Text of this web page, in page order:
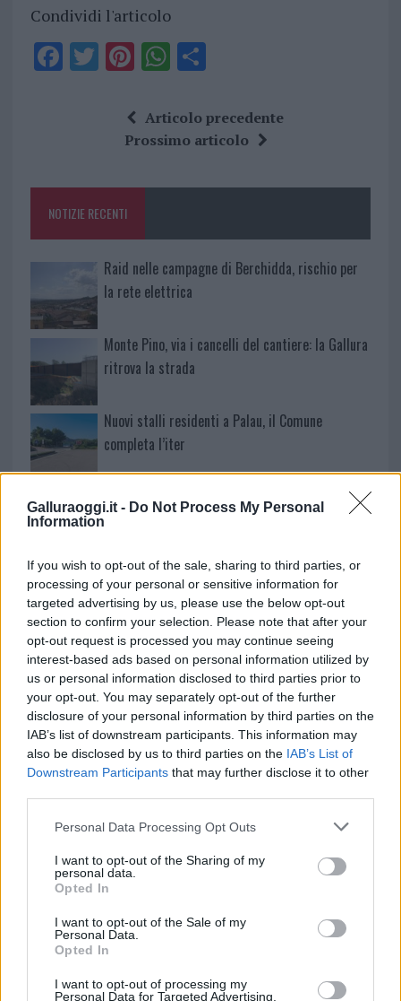
Galluraoggi.it - Do Not Process My Personal
Information
If you wish to opt-out of the sale, sharing to third parties, or
processing of your personal or sensitive information for
targeted advertising by us, please use the below opt-out
section to confirm your selection. Please note that after your
opt-out request is processed you may continue seeing
interest-based ads based on personal information utilized by
us or personal information disclosed to third parties prior to
your opt-out. You may separately opt-out of the further
disclosure of your personal information by third parties on the
IAB’s list of downstream participants. This information may
also be disclosed by us to third parties on the IAB’s List of
Downstream Participants that may further disclose it to other
Please note that this website/app uses one or more Google
not limited to your visit or usage behaviour. You may click to
grant or deny consent to Google and its third-party tags to
use your data for below specified purposes in below Google
consent section.
Personal Data Processing Opt Outs
I want to opt-out of the Sharing of my
personal data.
Opted In
I want to opt-out of the Sale of my
Personal Data.
Opted In
I want to opt-out of processing my
Personal Data for Targeted Advertising.
Condividi l'articolo
F
o
k
T Pi
te
re
W
at
s
p
S
a
re
Articolo precedente
Prossimo articolo
NOTIZIE RECENTI
Raid nelle campagne di Berchidda, rischio per
la rete elettrica
Monte Pino, via i cancelli del cantiere: la Gallura
ritrova la strada
Nuovi stalli residenti a Palau, il Comune
completa l’iter
Film internazionale, casting per comparse in
Costa Smeralda
Porto Rotondo ospita la grande sfida della vela
nell’estate 2026
Controlli all’aeroporto di Olbia, sequestrati
caviale e sabbia rubata
Migliori cliniche di estetica medicale avanzata
in Europa: classifica dei 5 centri di riferimento
pe…
NECROLOGIE